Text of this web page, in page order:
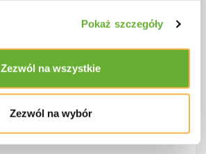
Pokaż szczegóły
Zezwól na wszystkie
Zezwól na wybór
ałum; liny, teak